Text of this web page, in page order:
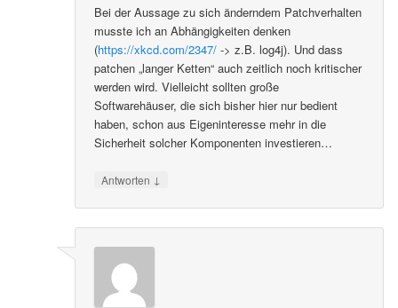
Bei der Aussage zu sich änderndem Patchverhalten
musste ich an Abhängigkeiten denken
(https://xkcd.com/2347/ -> z.B. log4j). Und dass
patchen „langer Ketten“ auch zeitlich noch kritischer
werden wird. Vielleicht sollten große
Softwarehäuser, die sich bisher hier nur bedient
haben, schon aus Eigeninteresse mehr in die
Sicherheit solcher Komponenten investieren…
Antworten ↓